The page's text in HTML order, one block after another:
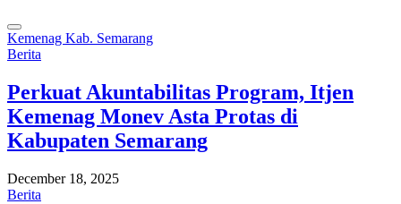
Kemenag Kab. Semarang
Berita
Perkuat Akuntabilitas Program, Itjen
Kemenag Monev Asta Protas di
Kabupaten Semarang
December 18, 2025
Berita